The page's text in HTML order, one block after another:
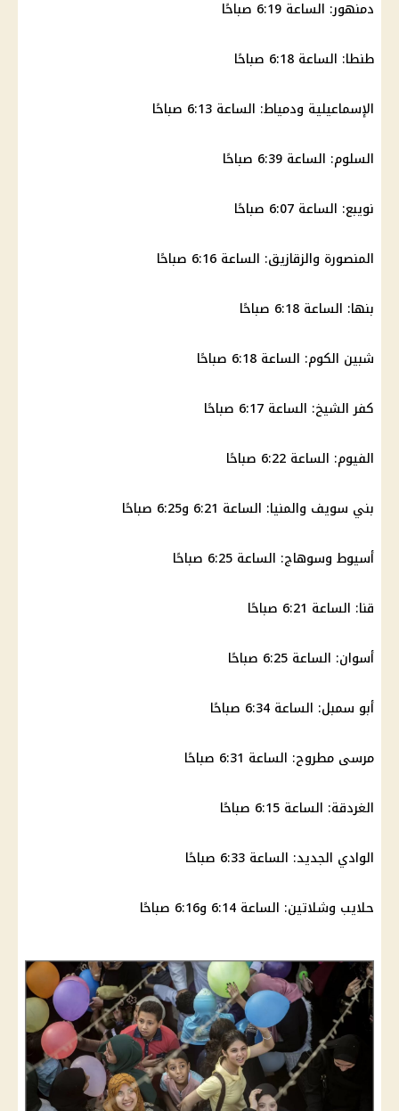
دمنهور: الساعة 6:19 صباحًا
طنطا: الساعة 6:18 صباحًا
الإسماعيلية ودمياط: الساعة 6:13 صباحًا
السلوم: الساعة 6:39 صباحًا
نويبع: الساعة 6:07 صباحًا
المنصورة والزقازيق: الساعة 6:16 صباحًا
بنها: الساعة 6:18 صباحًا
شبين الكوم: الساعة 6:18 صباحًا
كفر الشيخ: الساعة 6:17 صباحًا
الفيوم: الساعة 6:22 صباحًا
بني سويف والمنيا: الساعة 6:21 و6:25 صباحًا
أسيوط وسوهاج: الساعة 6:25 صباحًا
قنا: الساعة 6:21 صباحًا
أسوان: الساعة 6:25 صباحًا
أبو سمبل: الساعة 6:34 صباحًا
مرسى مطروح: الساعة 6:31 صباحًا
الغردقة: الساعة 6:15 صباحًا
الوادي الجديد: الساعة 6:33 صباحًا
حلايب وشلاتين: الساعة 6:14 و6:16 صباحًا